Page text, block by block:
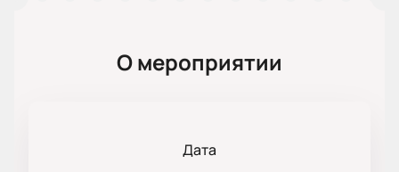
О мероприятии
Дата